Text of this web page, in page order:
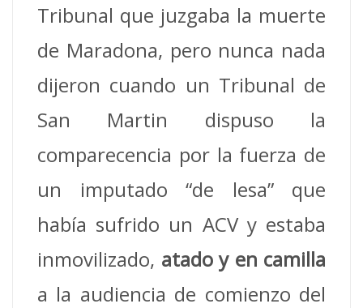
Tribunal que juzgaba la muerte
de Maradona, pero nunca nada
dijeron cuando un Tribunal de
San Martin dispuso la
comparecencia por la fuerza de
un imputado “de lesa” que
había sufrido un ACV y estaba
inmovilizado, atado y en camilla
a la audiencia de comienzo del